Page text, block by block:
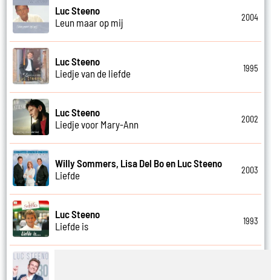
Luc Steeno
Leun maar op mij
2004
Luc Steeno
Liedje van de liefde
1995
Luc Steeno
Liedje voor Mary-Ann
2002
Willy Sommers, Lisa Del Bo en Luc Steeno
Liefde
2003
Luc Steeno
Liefde is
1993